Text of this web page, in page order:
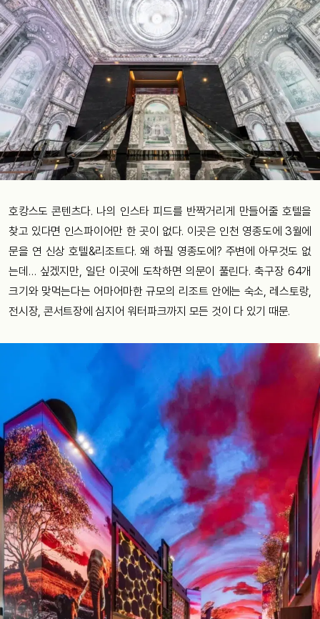
호캉스도 콘텐츠다. 나의 인스타 피드를 반짝거리게 만들어줄 호텔을
찾고 있다면 인스파이어만 한 곳이 없다. 이곳은 인천 영종도에 3월에
문을 연 신상 호텔&리조트다. 왜 하필 영종도에? 주변에 아무것도 없
는데… 싶겠지만, 일단 이곳에 도착하면 의문이 풀린다. 축구장 64개
크기와 맞먹는다는 어마어마한 규모의 리조트 안에는 숙소, 레스토랑,
전시장, 콘서트장에 심지어 워터파크까지 모든 것이 다 있기 때문.